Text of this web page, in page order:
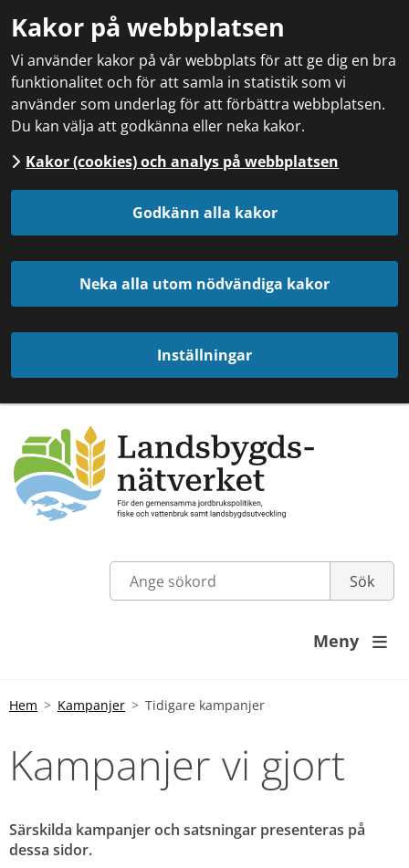
Kakor på webbplatsen
Vi använder kakor på vår webbplats för att ge dig en bra
funktionalitet och för att samla in statistik som vi
använder som underlag för att förbättra webbplatsen.
Du kan välja att godkänna eller neka kakor.
Kakor (cookies) och analys på webbplatsen
Godkänn alla kakor
Neka alla utom nödvändiga kakor
Inställningar
Meny 
Hem Kampanjer Tidigare kampanjer
Kampanjer vi gjort
Särskilda kampanjer och satsningar presenteras på
dessa sidor.